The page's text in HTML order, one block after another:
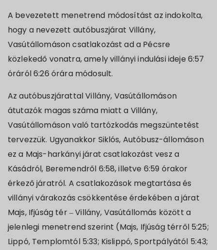
A bevezetett menetrend módosítást az indokolta,
hogy a nevezett autóbuszjárat Villány,
Vasútállomáson csatlakozást ad a Pécsre
közlekedő vonatra, amely villányi indulási ideje 6:57
óráról 6:26 órára módosult.
Az autóbuszjárattal Villány, Vasútállomáson
átutazók magas száma miatt a Villány,
Vasútállomáson való tartózkodás megszüntetést
tervezzük. Ugyanakkor Siklós, Autóbusz-állomáson
ez a Majs-harkányi járat csatlakozást vesz a
Kásádról, Beremendről 6:58, illetve 6:59 órakor
érkező járatról. A csatlakozások megtartása és
villányi várakozás csökkentése érdekében a járat
Majs, Ifjúság tér – Villány, Vasútállomás között a
jelenlegi menetrend szerint (Majs, Ifjúság térről 5:25;
Lippó, Templomtól 5:33; Kislippó, Sportpályától 5:43;